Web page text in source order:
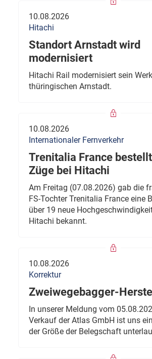
10.08.2026
Hitachi
Standort Arnstadt wird
modernisiert
Hitachi Rail modernisiert sein
thüringischen Arnstadt.
10.08.2026
Internationaler Fernverkehr
Trenitalia France
Züge bei Hitachi
Am Freitag (07.08.2026) gab die
FS-Tochter Trenitalia France eine
über 19 neue
Hitachi bekannt.
10.08.2026
Korrektur
Zweiwegebagger-
In unserer Meldung vom
Verkauf der Atlas GmbH ist uns
der Größe der Belegschaft